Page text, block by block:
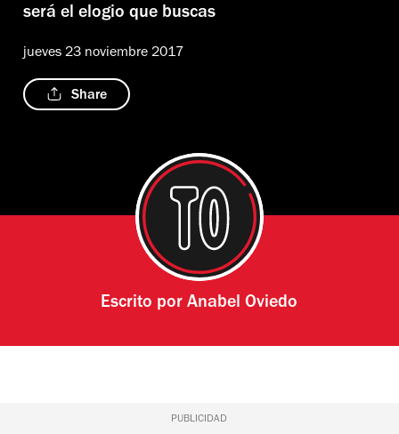
será el elogio que buscas
jueves 23 noviembre 2017
Share
Escrito porAnabel Oviedo
PUBLICIDAD